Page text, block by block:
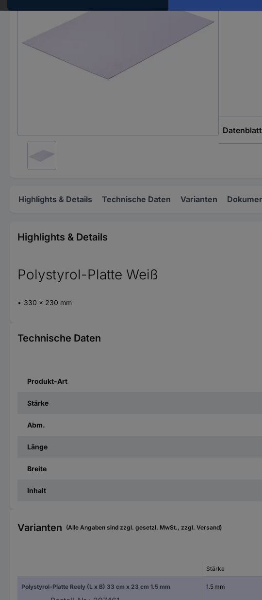
Highlights & Details Technische Daten Varianten
Highlights & Details
Polystyrol-Platte Weiß
330 x 230 mm
Technische Daten
Produkt-Art
Stärke
Abm.
Länge
Breite
Inhalt
Varianten (Alle Angaben sind zzgl. gesetzl. MwSt., zzgl. Versand)
Stärke
Polystyrol-Platte Reely (L x B) 33 cm x 23 cm 1.5 mm 1.5 mm